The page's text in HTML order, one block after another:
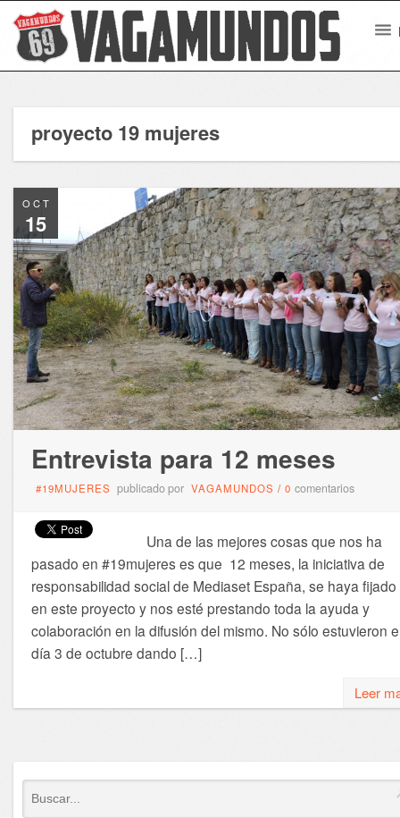
proyecto 19 mujeres
OCT
15
Entrevista para 12 meses
#19MUJERES publicado por VAGAMUNDOS / 0 comentarios
Una de las mejores cosas que nos ha
pasado en #19mujeres es que 12 meses, la iniciativa de
responsabilidad social de Mediaset España, se haya fijado
en este proyecto y nos esté prestando toda la ayuda y
colaboración en la difusión del mismo. No sólo estuvieron
día 3 de octubre dando […]
Leer